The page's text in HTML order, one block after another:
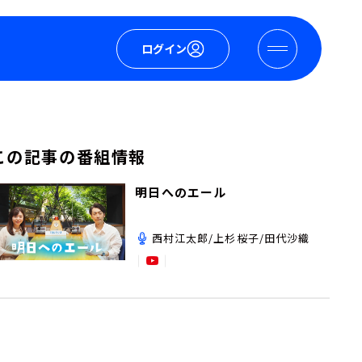
ログイン
の記事の番組情報
明日へのエール
西村江太郎/上杉桜子/田代沙織